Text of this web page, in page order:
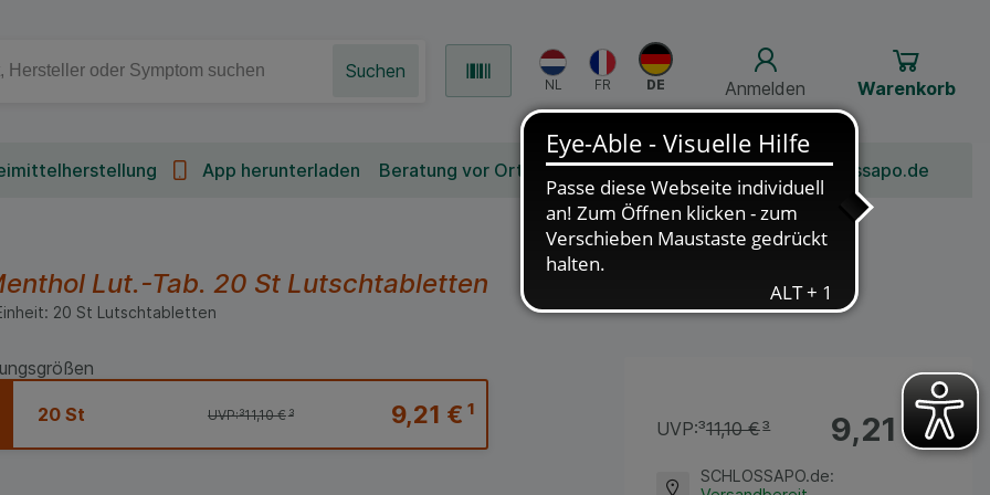
Anmelden Warenkorb
Suchen
App herunterladen Beratung vor Ort Bonusprogramm Jobs Über Schlossapo.de
Lut.-Tab. 20 St Lutschtabletten
20 St Lutschtabletten
20 St 9,21 €¹
UVP:³11,10 €³ 9,21 €¹
UVP:³11,10 €³
SCHLOSSAPO.de: